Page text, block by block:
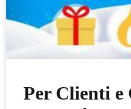
Per Clienti